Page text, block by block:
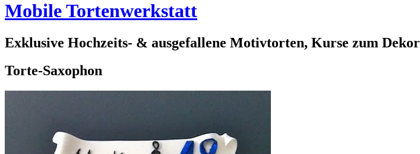
Mobile Tortenwerkstatt
Exklusive Hochzeits- & ausgefallene Motivtorten, Kurse zum
Torte-Saxophon